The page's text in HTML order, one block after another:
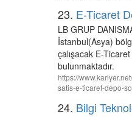
23. E-Ticaret
LB GRUP
İstanbul(Asya)
çalışacak E-
bulunmaktadır.
https://
satis-e-ticaret-depo-
24. Bilgi